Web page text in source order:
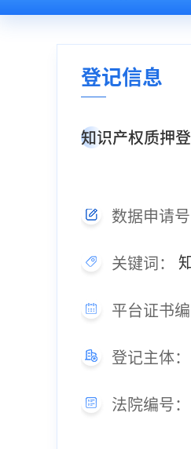
登记信息
知识产权质押
数据申请号
关键词：
平台证书编
登记主体：
法院编号：